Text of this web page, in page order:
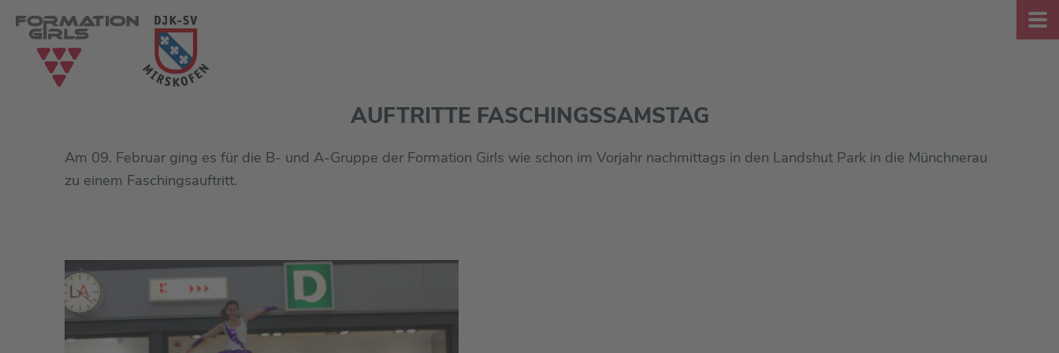
AUFTRITTE FASCHINGSSAMSTAG
Am 09. Februar ging es für die B- und A-Gruppe der Formation Girls wie schon im Vorjahr nachmittags in den Landshut Park in die Münchnerau
zu einem Faschingsauftritt.